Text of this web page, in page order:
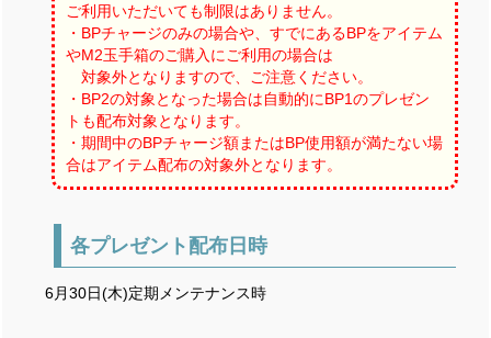
ご利用いただいても制限はありません。
・BPチャージのみの場合や、すでにあるBPをアイテム
やM2玉手箱のご購入にご利用の場合は
対象外となりますので、ご注意ください。
・BP2の対象となった場合は自動的にBP1のプレゼン
トも配布対象となります。
・期間中のBPチャージ額またはBP使用額が満たない場
合はアイテム配布の対象外となります。
各プレゼント配布日時
6月30日(木)定期メンテナンス時